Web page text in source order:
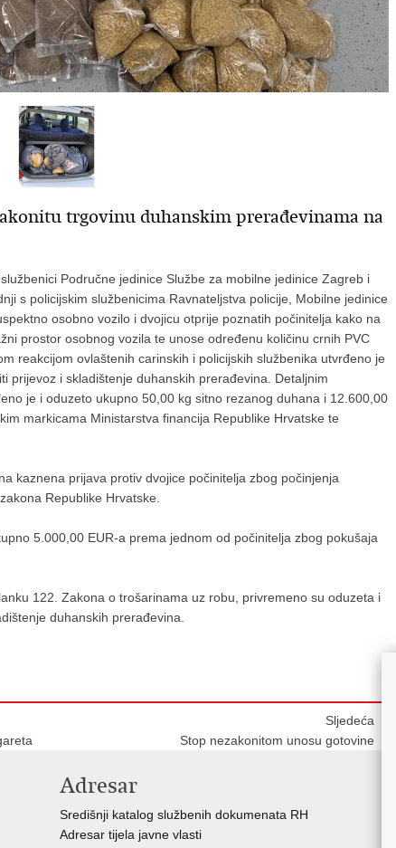
trgovinu duhanskim prerađevinama na
Područne jedinice Službe za mobilne jedinice Zagreb i
s policijskim službenicima Ravnateljstva policije, Mobilne jedinice
osobno vozilo i dvojicu otprije poznatih počinitelja kako na
prostor osobnog vozila te unose određenu količinu crnih PVC
reakcijom ovlaštenih carinskih i policijskih službenika utvrđeno je
prijevoz i skladištenje duhanskih prerađevina. Detaljnim
je i oduzeto ukupno 50,00 kg sitno rezanog duhana i 12.600,00
markicama Ministarstva financija Republike Hrvatske te
kaznena prijava protiv dvojice počinitelja zbog počinjenja
Republike Hrvatske.
5.000,00 EUR-a prema jednom od počinitelja zbog pokušaja
122. Zakona o trošarinama uz robu, privremeno su oduzeta i
duhanskih prerađevina.
Sljedeća
Stop nezakonitom unosu gotovine
Adresar
Središnji katalog službenih dokumenata RH
Adresar tijela javne vlasti